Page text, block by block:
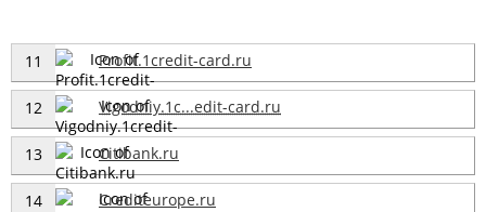
11 Profit.1credit-card.ru
12 Vigodniy.1c...edit-card.ru
13 Citibank.ru
14 Crediteurope.ru